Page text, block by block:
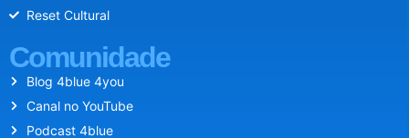
Reset Cultural
Comunidade
Blog 4blue 4you
Canal no YouTube
Podcast 4blue